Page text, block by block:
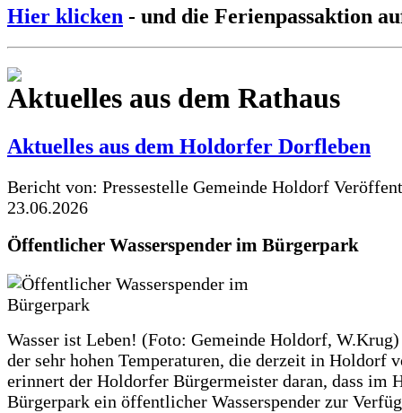
Hier klicken - und die Ferienpassaktion
Aktuelles aus dem Rathaus
Aktuelles aus dem Holdorfer Dorfleben
Bericht von: Pressestelle Gemeinde Holdorf
23.06.2026
Öffentlicher Wasserspender im Bürgerpark
Wasser ist Leben! (Foto: Gemeinde Holdorf,
der sehr hohen Temperaturen, die derzeit in Holdorf
erinnert der Holdorfer Bürgermeister daran, dass im
Bürgerpark ein öffentlicher Wasserspender zur